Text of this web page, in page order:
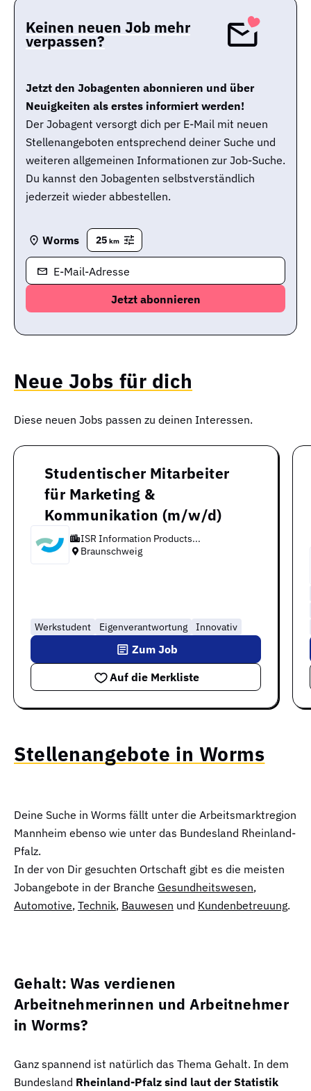
Keinen neuen Job mehr
verpassen?
Jetzt den Jobagenten abonnieren und über
Neuigkeiten als erstes informiert werden!
Der Jobagent versorgt dich per E-Mail mit neuen
Stellenangeboten entsprechend deiner Suche und
weiteren allgemeinen Informationen zur Job-Suche.
Du kannst den Jobagenten selbstverständlich
jederzeit wieder abbestellen.
Worms 25 km
E-Mail-Adresse
Neue Jobs für dich
Diese neuen Jobs passen zu deinen Interessen.
Studentischer Mitarbeiter
für Marketing &
Kommunikation (m/w/d)
ISR Information Products...
Braunschweig
Werkstudent Eigenverantwortung Innovativ
Auf die Merkliste
Zum Job
Stellenangebote in Worms
Deine Suche in Worms fällt unter die Arbeitsmarktregion
Mannheim ebenso wie unter das Bundesland Rheinland-
Pfalz.
In der von Dir gesuchten Ortschaft gibt es die meisten
Jobangebote in der Branche Gesundheitswesen,
Automotive, Technik, Bauwesen und Kundenbetreuung.
Gehalt: Was verdienen
Arbeitnehmerinnen und Arbeitnehmer
in Worms?
Ganz spannend ist natürlich das Thema Gehalt. In dem
Bundesland Rheinland-Pfalz sind laut der Statistik